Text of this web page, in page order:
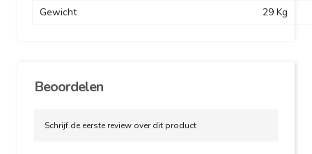
Gewicht
29 Kg
Beoordelen
Schrijf de eerste review over dit product